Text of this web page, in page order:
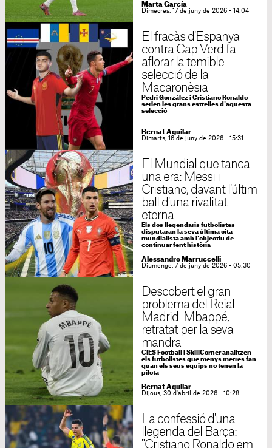
Marta García
Dimecres, 17 de juny de 2026 - 14:04
El fracàs d'Espanya
contra Cap Verd fa
aflorar la temible
selecció de la
Macaronèsia
Pedri González i Cristiano Ronaldo
serien les grans estrelles d'aquesta
selecció
Bernat Aguilar
Dimarts, 16 de juny de 2026 - 15:31
El Mundial que tanca
una era: Messi i
Cristiano, davant l'últim
ball d'una rivalitat
eterna
Els dos llegendaris futbolistes
disputaran la seva última cita
mundialista amb l'objectiu de
continuar fent història
Alessandro Marruccelli
Diumenge, 7 de juny de 2026 - 05:30
Descobert el gran
problema del Reial
Madrid: Mbappé,
retratat per la seva
mandra
CIES Football i SkillCorner analitzen
els futbolistes que menys metres fan
quan els seus equips no tenen la
pilota
Bernat Aguilar
Dijous, 30 d'abril de 2026 - 10:28
La confessió d'una
llegenda del Barça:
"Cristiano Ronaldo em